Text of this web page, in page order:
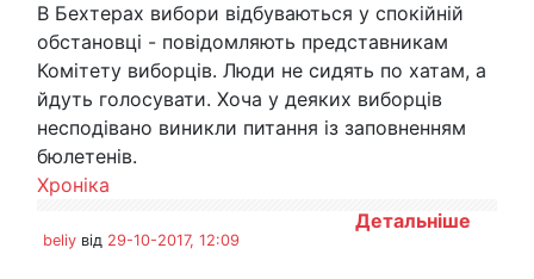
В Бехтерах вибори відбуваються у спокійній
обстановці - повідомляють представникам
Комітету виборців. Люди не сидять по хатам, а
йдуть голосувати. Хоча у деяких виборців
несподівано виникли питання із заповненням
бюлетенів.
Хроніка
Детальніше
beliy від 29-10-2017, 12:09